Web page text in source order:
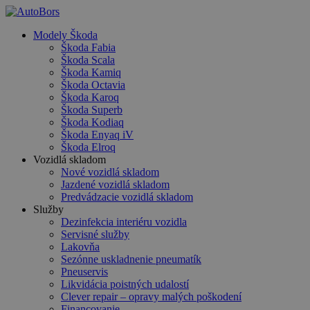
Skip
main
search
Menu
Modely Škoda
Škoda Fabia
Škoda Scala
Škoda Kamiq
Škoda Octavia
Škoda Karoq
Škoda Superb
Škoda Kodiaq
Škoda Enyaq iV
Škoda Elroq
Vozidlá skladom
Nové vozidlá skladom
Jazdené vozidlá skladom
Predvádzacie vozidlá skladom
Služby
Dezinfekcia interiéru vozidla
Servisné služby
Lakovňa
Sezónne uskladnenie pneumatík
Pneuservis
Likvidácia poistných udalostí
Clever repair – opravy malých poškodení